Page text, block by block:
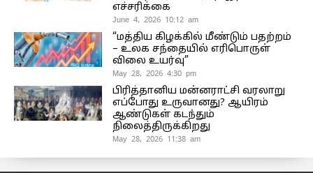
எச்சரிக்கை
June 4, 2026 10:12 am
“மத்திய கிழக்கில் மீண்டும் பதற்றம்
– உலக சந்தையில் எரிபொருள்
விலை உயர்வு”
May 28, 2026 4:30 pm
பிரித்தானிய மன்னராட்சி வரலாறு
எப்போது உருவானது? ஆயிரம்
ஆண்டுகள் கடந்தும்
நிலைத்திருக்கிறது
May 28, 2026 11:38 am